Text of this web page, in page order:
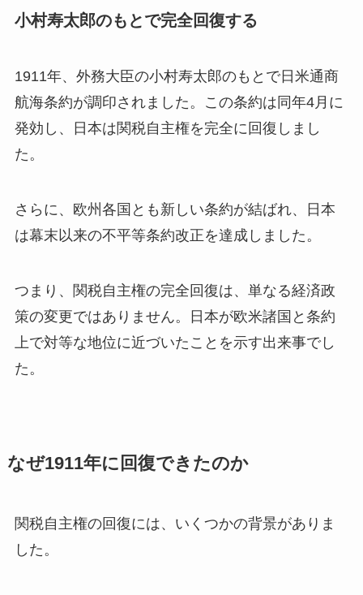
小村寿太郎のもとで完全回復する
1911年、外務大臣の小村寿太郎のもとで日米通商
航海条約が調印されました。この条約は同年4月に
発効し、日本は関税自主権を完全に回復しまし
た。
さらに、欧州各国とも新しい条約が結ばれ、日本
は幕末以来の不平等条約改正を達成しました。
つまり、関税自主権の完全回復は、単なる経済政
策の変更ではありません。日本が欧米諸国と条約
上で対等な地位に近づいたことを示す出来事でし
た。
なぜ1911年に回復できたのか
関税自主権の回復には、いくつかの背景がありま
した。